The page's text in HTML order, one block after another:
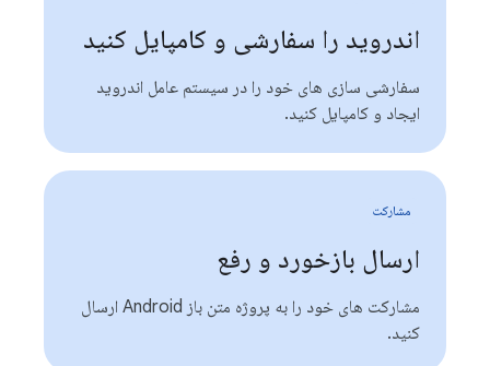
اندروید را سفارشی و کامپایل کنید
سفارشی سازی های خود را در سیستم عامل اندروید
ایجاد و کامپایل کنید.
مشارکت
ارسال بازخورد و رفع
مشارکت های خود را به پروژه متن باز Android ارسال
کنید.